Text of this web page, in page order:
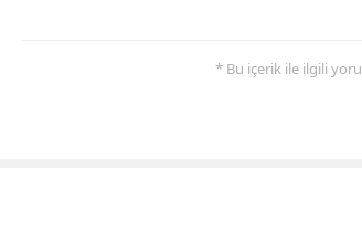
* Bu içerik ile ilgili